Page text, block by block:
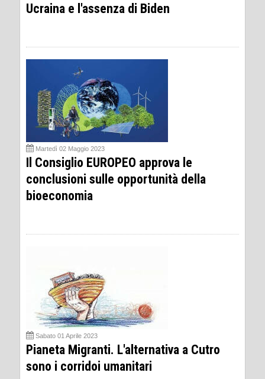
Ucraina e l'assenza di Biden
Martedì 02 Maggio 2023
Il Consiglio EUROPEO approva le
conclusioni sulle opportunità della
bioeconomia
Sabato 01 Aprile 2023
Pianeta Migranti. L'alternativa a Cutro
sono i corridoi umanitari